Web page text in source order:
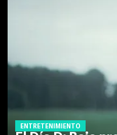
ENTRETENIMIENTO